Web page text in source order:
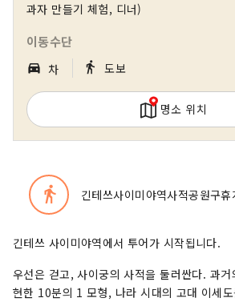
과자 만들기 체험, 디너)
이동수단
directions_car_filled 차 ｜ directions_walk 도보
명소 위치
directions_walk 긴테쓰사이미야역사적공원구휴
긴테쓰 사이미야역에서 투어가 시작됩니다.
우선은 걷고, 사이궁의 사적을 둘러싼다. 과
현한 10분의 1 모형, 나라 시대의 고대 이세도